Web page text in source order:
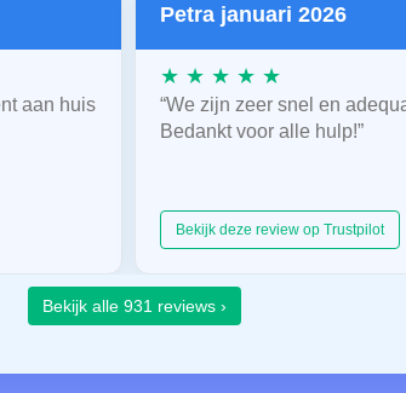
aan huis
Petra januari 2026
★ ★ ★ ★ ★
“We zijn zeer snel en
Bedankt voor alle hulp!”
Bekijk deze review op Trustpilot
Bekijk alle 931 reviews ›